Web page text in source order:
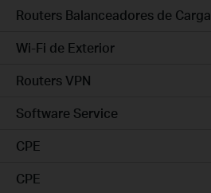
Routers Balanceadores de Carga
Wi-Fi de Exterior
Routers VPN
Software Service
CPE
CPE